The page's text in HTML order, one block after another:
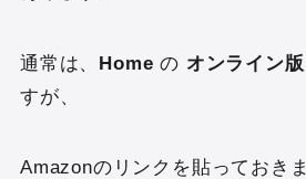
通常は、 Home の オンライン版
すが、
Amazonのリンクを貼っておき